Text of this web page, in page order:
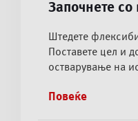
Започнете
Штедете
Поставете цел и
остварување на
Повеќе